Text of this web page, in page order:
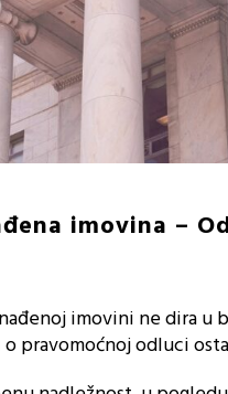
imovina –
imovini ne dira u
pravomoćnoj odluci